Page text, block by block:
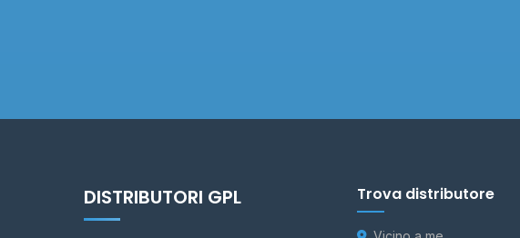
DISTRIBUTORI GPL Trova distributore